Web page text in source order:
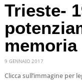
Trieste-
memoria
9 GENNAIO 2017
Clicca sull’immagine per